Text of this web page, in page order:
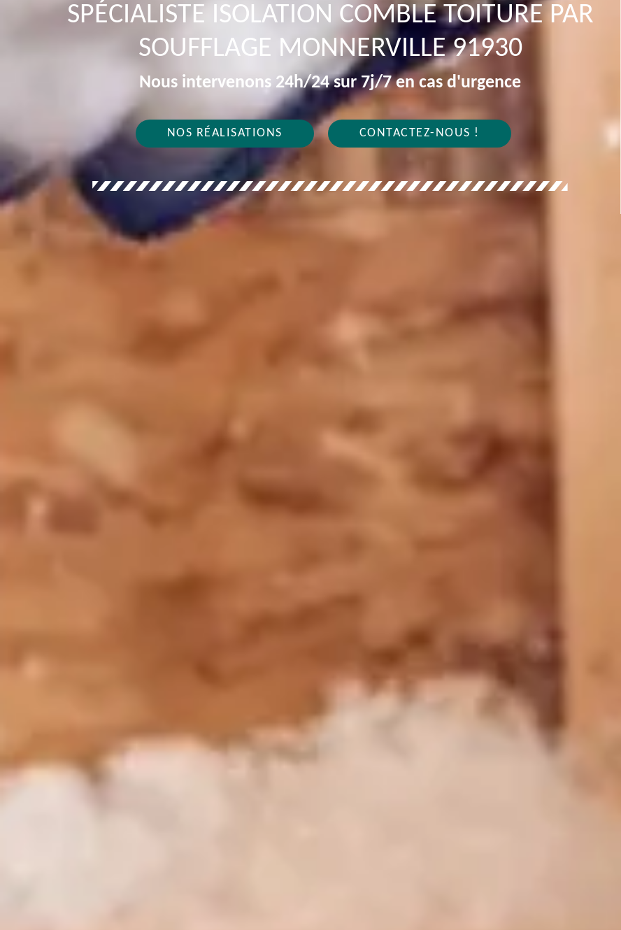
SPÉCIALISTE ISOLATION COMBLE TOITURE PAR
SOUFFLAGE MONNERVILLE 91930
Nous intervenons 24h/24 sur 7j/7 en cas d'urgence
NOS RÉALISATIONS CONTACTEZ-NOUS !